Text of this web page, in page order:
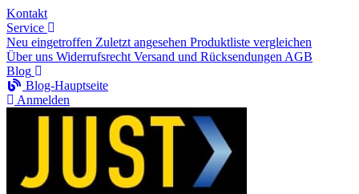
Kontakt
Service
Neu eingetroffen Zuletzt angesehen Produktliste vergleichen
Über uns Widerrufsrecht Versand und Rücksendungen AGB
Blog
Blog-Hauptseite
Anmelden